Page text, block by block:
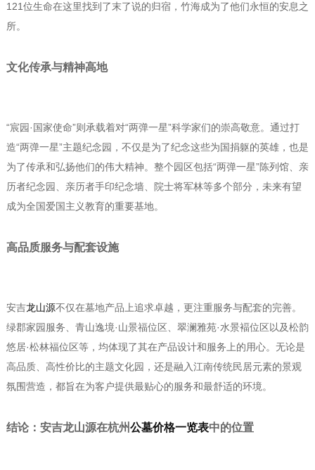
121位生命在这里找到了末了说的归宿，竹海成为了他们永恒的安息之
所。
文化传承与精神高地
“宸园·国家使命”则承载着对“两弹一星”科学家们的崇高敬意。通过打
造“两弹一星”主题纪念园，不仅是为了纪念这些为国捐躯的英雄，也是
为了传承和弘扬他们的伟大精神。整个园区包括“两弹一星”陈列馆、亲
历者纪念园、亲历者手印纪念墙、院士将军林等多个部分，未来有望
成为全国爱国主义教育的重要基地。
高品质服务与配套设施
安吉龙山源不仅在墓地产品上追求卓越，更注重服务与配套的完善。
绿郡家园服务、青山逸境·山景福位区、翠澜雅苑·水景褔位区以及松韵
悠居·松林福位区等，均体现了其在产品设计和服务上的用心。无论是
高品质、高性价比的主题文化园，还是融入江南传统民居元素的景观
氛围营造，都旨在为客户提供最贴心的服务和最舒适的环境。
结论：安吉龙山源在杭州公墓价格一览表中的位置